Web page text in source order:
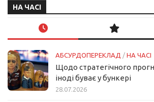
НА ЧАСІ
АБСУРДОПЕРЕКЛАД / НА ЧАСІ
Щодо стратегічного
іноді буває у бункері
28.07.2026